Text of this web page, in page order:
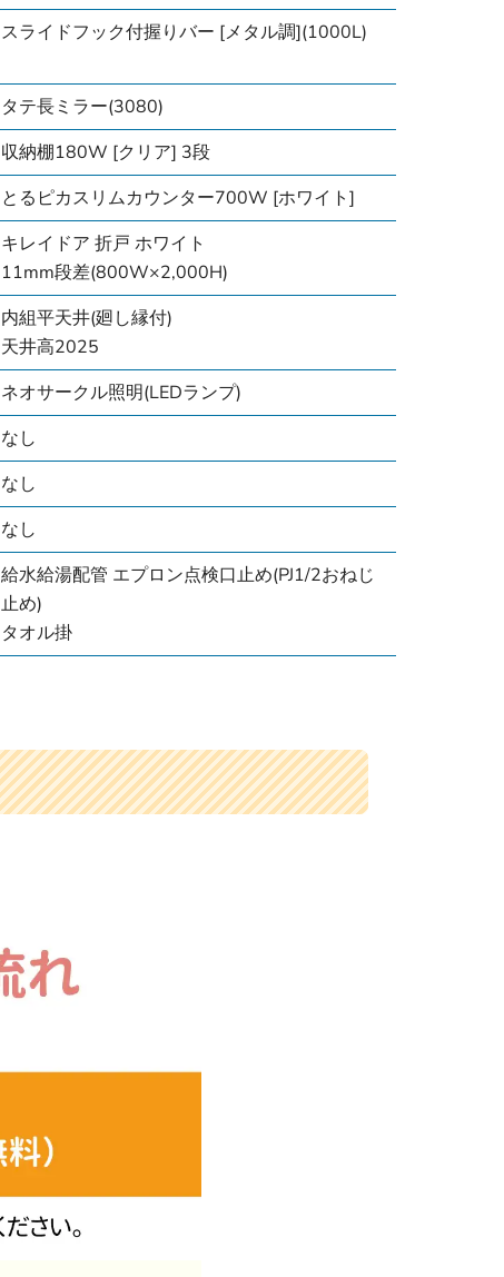
スライドフック付握りバー [メタル調](1000L)
タテ長ミラー(3080)
収納棚180W [クリア] 3段
とるピカスリムカウンター700W [ホワイト]
キレイドア 折戸 ホワイト
11mm段差(800W×2,000H)
内組平天井(廻し縁付)
天井高2025
ネオサークル照明(LEDランプ)
なし
なし
なし
給水給湯配管 エプロン点検口止め(PJ1/2おねじ
止め)
タオル掛